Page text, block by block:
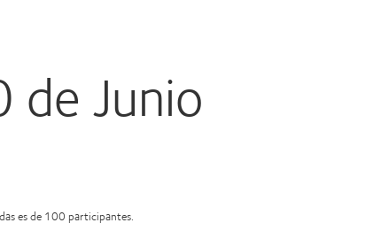
Junio
es de 100 participantes.